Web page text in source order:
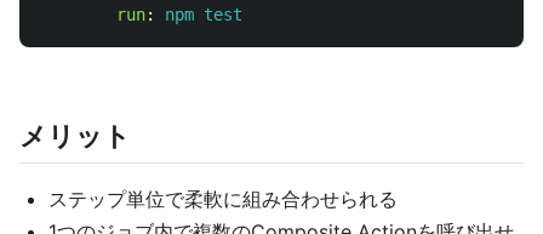
run: npm test
メリット
ステップ単位で柔軟に組み合わせられる